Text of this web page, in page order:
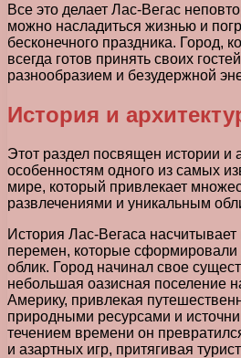
Все это делает Лас-Вегас
можно насладиться жизнью и
бесконечного праздника. Город,
всегда готов принять своих
разнообразием и безудержной
История и
Этот раздел посвящен истории и
особенностям одного из самых
мире, который привлекает
развлечениями и уникальным
История Лас-Вегаса
перемен, которые сформировали
облик. Город начинал свое
небольшая оазисная поселение
Америку, привлекая
природными ресурсами и
течением времени он
и азартных игр, притягивая